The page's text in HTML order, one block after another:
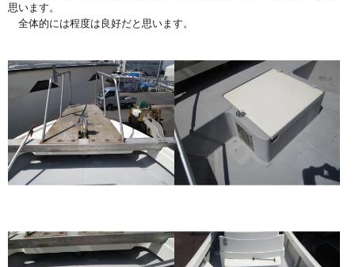
思います。
全体的には程度は良好だと思います。